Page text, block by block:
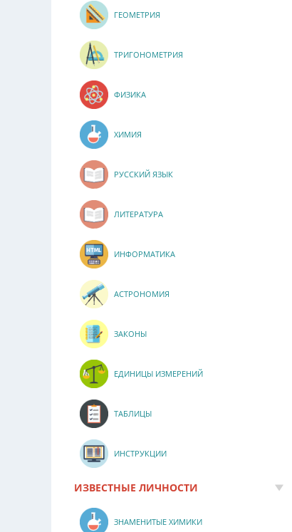
ГЕОМЕТРИЯ
ТРИГОНОМЕТРИЯ
ФИЗИКА
ХИМИЯ
РУССКИЙ ЯЗЫК
ЛИТЕРАТУРА
ИНФОРМАТИКА
АСТРОНОМИЯ
ЗАКОНЫ
ЕДИНИЦЫ ИЗМЕРЕНИЙ
ТАБЛИЦЫ
ИНСТРУКЦИИ
ИЗВЕСТНЫЕ ЛИЧНОСТИ
ЗНАМЕНИТЫЕ ХИМИКИ